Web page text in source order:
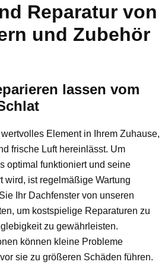
Reparatur von
und Zubehör
lassen vom
Element in Ihrem Zuhause,
frische Luft hereinlässt. Um
optimal funktioniert und seine
wird, ist regelmäßige Wartung
Ihr Dachfenster von unseren
um kostspielige Reparaturen zu
zu gewährleisten.
können kleine Probleme
sie zu größeren Schäden führen.